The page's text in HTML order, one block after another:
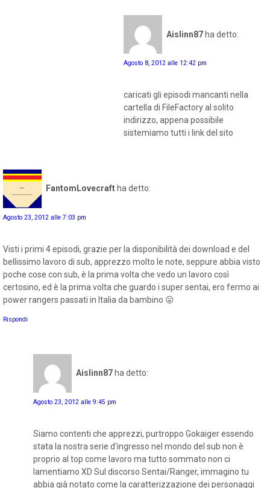
Aislinn87ha detto:
Agosto 8, 2012 alle 12:42 pm
caricati gli episodi mancanti nella
cartella di FileFactory al solito
indirizzo, appena possibile
sistemiamo tutti i link del sito
FantomLovecraft ha detto:
Agosto 23, 2012 alle 7:03 pm
Visti i primi 4 episodi, grazie per la disponibilità dei download e del
bellissimo lavoro di sub, apprezzo molto le note, seppure abbia visto
poche cose con sub, è la prima volta che vedo un lavoro così
certosino, ed è la prima volta che guardo i super sentai, ero fermo ai
power rangers passati in Italia da bambino 😛
Rispondi
Aislinn87 ha detto:
Agosto 23, 2012 alle 9:45 pm
Siamo contenti che apprezzi, purtroppo Gokaiger essendo
stata la nostra serie d'ingresso nel mondo del sub non è
proprio al top come lavoro ma tutto sommato non ci
lamentiamo XD Sul discorso Sentai/Ranger, immagino tu
abbia già notato come la caratterizzazione dei personaggi